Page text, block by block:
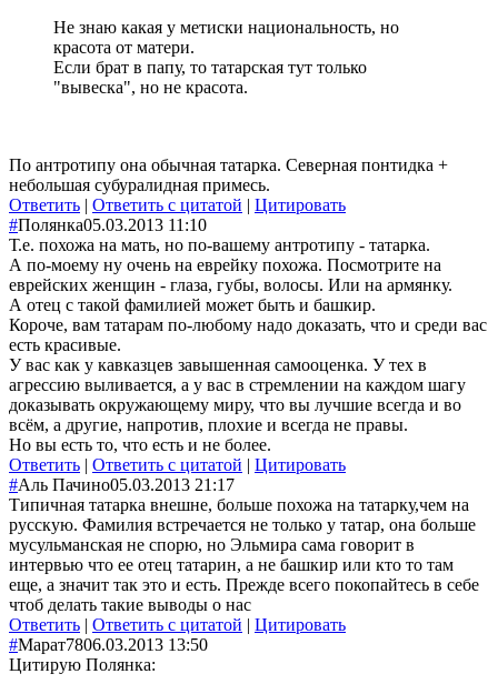
Не знаю какая у метиски национальность, но
красота от матери.
Если брат в папу, то татарская тут только
"вывеска", но не красота.
По антротипу она обычная татарка. Северная понтидка +
небольшая субуралидная примесь.
Ответить | Ответить с цитатой | Цитировать
#Полянка05.03.2013 11:10
Т.е. похожа на мать, но по-вашему антротипу - татарка.
А по-моему ну очень на еврейку похожа. Посмотрите на
еврейских женщин - глаза, губы, волосы. Или на армянку.
А отец с такой фамилией может быть и башкир.
Короче, вам татарам по-любому надо доказать, что и среди вас
есть красивые.
У вас как у кавказцев завышенная самооценка. У тех в
агрессию выливается, а у вас в стремлении на каждом шагу
доказывать окружающему миру, что вы лучшие всегда и во
всём, а другие, напротив, плохие и всегда не правы.
Но вы есть то, что есть и не более.
Ответить | Ответить с цитатой | Цитировать
#Аль Пачино05.03.2013 21:17
Типичная татарка внешне, больше похожа на татарку,чем на
русскую. Фамилия встречается не только у татар, она больше
мусульманская не спорю, но Эльмира сама говорит в
интервью что ее отец татарин, а не башкир или кто то там
еще, а значит так это и есть. Прежде всего покопайтесь в себе
чтоб делать такие выводы о нас
Ответить | Ответить с цитатой | Цитировать
#Марат7806.03.2013 13:50
Цитирую Полянка: